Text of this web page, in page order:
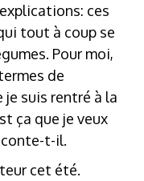
ces
tout à coup se
Pour moi,
de
suis rentré à la
ça que je veux
t-il.
cet été.